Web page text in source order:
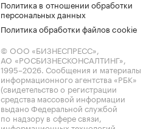
Политика в отношении обработки
персональных данных
Политика обработки файлов cookie
© ООО «БИЗНЕСПРЕСС»,
АО «РОСБИЗНЕСКОНСАЛТИНГ»,
1995–2026. Сообщения и материалы
информационного агентства «РБК»
(свидетельство о регистрации
средства массовой информации
выдано Федеральной службой
по надзору в сфере связи,